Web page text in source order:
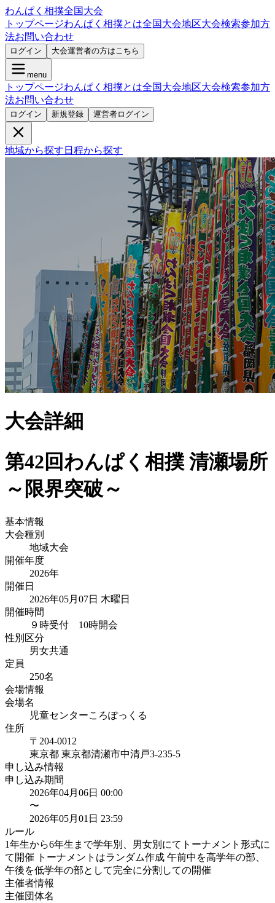
わんぱく相撲全国大会
トップページわんぱく相撲とは全国大会地区大会検索参加方
法お問い合わせ
ログイン 大会運営者の方はこちら
menu
トップページわんぱく相撲とは全国大会地区大会検索参加方
法お問い合わせ
ログイン 新規登録 運営者ログイン
地域から探す 日程から探す
大会詳細
第42回わんぱく相撲 清瀬場所
～限界突破～
基本情報
大会種別
地域大会
開催年度
2026年
開催日
2026年05月07日 木曜日
開催時間
９時受付 10時開会
性別区分
男女共通
定員
250名
会場情報
会場名
児童センターころぽっくる
住所
〒204-0012
東京都 東京都清瀬市中清戸3-235-5
申し込み情報
申し込み期間
2026年04月06日 00:00
〜
2026年05月01日 23:59
ルール
1年生から6年生まで学年別、男女別にてトーナメント形式に
て開催 トーナメントはランダム作成 午前中を高学年の部、
午後を低学年の部として完全に分割しての開催
主催者情報
主催団体名